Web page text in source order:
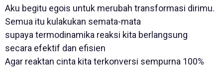
Aku begitu egois untuk merubah transformasi dirimu.
Semua itu kulakukan semata-mata
supaya termodinamika reaksi kita berlangsung
secara efektif dan efisien
Agar reaktan cinta kita terkonversi sempurna 100%